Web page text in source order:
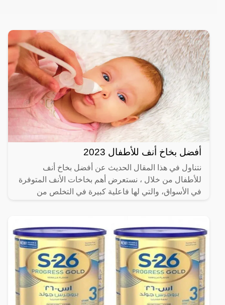
أفضل بخاخ أنف للأطفال 2023
نتناول في هذا المقال الحديث عن أفضل بخاخ أنف
للأطفال من خلال ، نستعرض أهم بخاخات الأنف المتوفرة
في الأسواق، والتي لها فاعلية كبيرة في التخلص من